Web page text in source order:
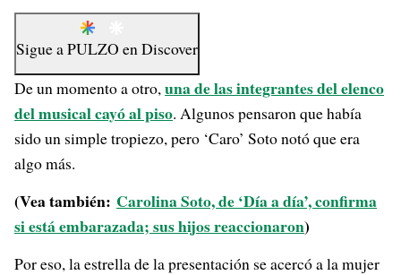
Sigue aPULZO enDiscover
De un momento a otro,una de las integrantes del elenco
del musical cayó al piso. Algunos pensaron que había
sido un simple tropiezo, pero ‘Caro’ Soto notó que era
algo más.
(Vea también: Carolina Soto, de ‘Día a día’, confirma
si está embarazada; sus hijos reaccionaron)
Por eso, la estrella de la presentación se acercó a la mujer